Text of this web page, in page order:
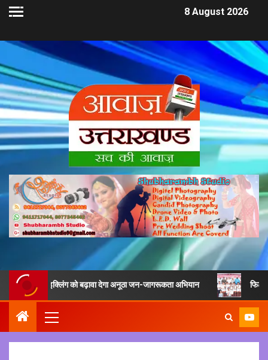
8 August 2026
रीसाइक्लिंग को बढ़ावा देगा अनूठा जन-जागरूकता अभियान फिटनेस का मूल